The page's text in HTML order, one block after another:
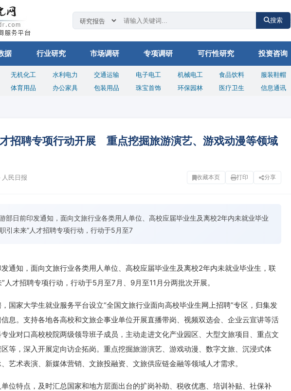
搜索
据 行业研究 市场调研 专项调研 可行性研究 投资咨询
无机化工 水利电力 交通运输 电子电工 机械电工 食品饮料 服装鞋帽
体育用品 办公家具 包装用品 珠宝首饰 环保园林 医疗卫生 信息通讯
招聘专项行动开展 重点挖掘旅游演艺、游戏动漫等领域
民日报 收藏本页 打印 分享
部日前印发通知，面向文旅行业各类用人单位、高校应届毕业生及离校2年内未就业毕业
引未来”人才招聘专项行动，行动于5月至7
知，面向文旅行业各类用人单位、高校应届毕业生及离校2年内未就业毕业生，联
才招聘专项行动，行动于5月至7月、9月至11月分两批次开展。
家大学生就业服务平台设立“全国文旅行业面向高校毕业生网上招聘”专区，归集发
息。支持各地各高校和文旅企事业单位开展直播带岗、视频双选会、企业云宣讲等活
业对口高校校院两级领导班子成员，主动走进文化产业园区、大型文旅项目、重点文
等，深入开展定向访企拓岗。重点挖掘旅游演艺、游戏动漫、数字文旅、沉浸式体
艺术表演、新媒体营销、文旅投融资、文旅供应链金融等领域人才需求。
特点，及时汇总国家和地方层面出台的扩岗补助、税收优惠、培训补贴、社保补